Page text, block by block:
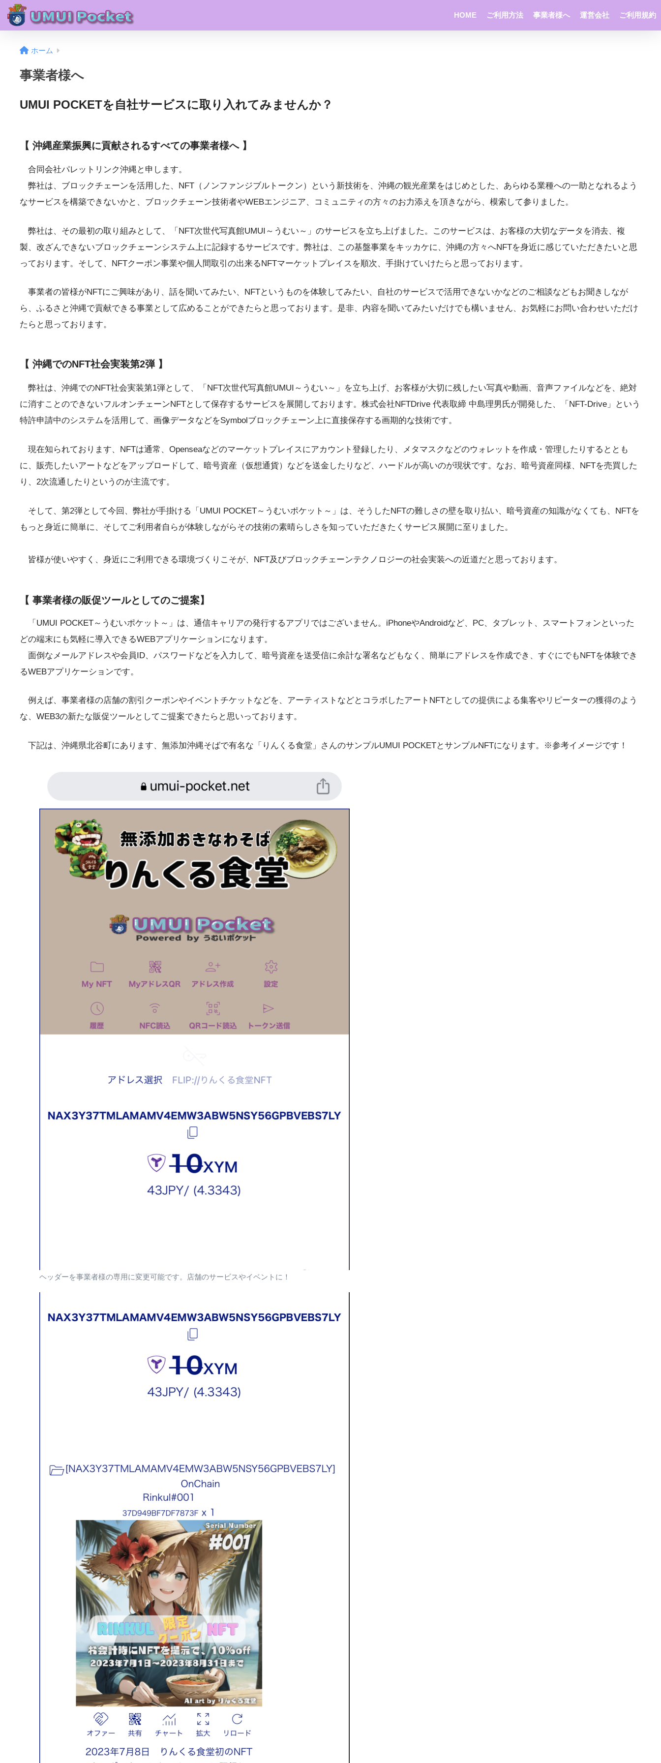
HOME ご利用方法 事業者様へ 運営会社 ご利用規約
ホーム
事業者様へ
UMUI POCKETを自社サービスに取り入れてみませんか？
【 沖縄産業振興に貢献されるすべての事業者様へ 】
合同会社パレットリンク沖縄と申します。
弊社は、ブロックチェーンを活用した、NFT（ノンファンジブルトークン）という新技術を、沖縄の観光産業をはじめとした、あらゆる業種への一助となれるよう
なサービスを構築できないかと、ブロックチェーン技術者やWEBエンジニア、コミュニティの方々のお力添えを頂きながら、模索して参りました。
弊社は、その最初の取り組みとして、「NFT次世代写真館UMUI～うむい～」のサービスを立ち上げました。このサービスは、お客様の大切なデータを消去、複
製、改ざんできないブロックチェーンシステム上に記録するサービスです。弊社は、この基盤事業をキッカケに、沖縄の方々へNFTを身近に感じていただきたいと思
っております。そして、NFTクーポン事業や個人間取引の出来るNFTマーケットプレイスを順次、手掛けていけたらと思っております。
事業者の皆様がNFTにご興味があり、話を聞いてみたい、NFTというものを体験してみたい、自社のサービスで活用できないかなどのご相談などもお聞きしなが
ら、ふるさと沖縄で貢献できる事業として広めることができたらと思っております。是非、内容を聞いてみたいだけでも構いません、お気軽にお問い合わせいただけ
たらと思っております。
【 沖縄でのNFT社会実装第2弾 】
弊社は、沖縄でのNFT社会実装第1弾として、「NFT次世代写真館UMUI～うむい～」を立ち上げ、お客様が大切に残したい写真や動画、音声ファイルなどを、絶対
に消すことのできないフルオンチェーンNFTとして保存するサービスを展開しております。株式会社NFTDrive 代表取締 中島理男氏が開発した、「NFT-Drive」という
特許申請中のシステムを活用して、画像データなどをSymbolブロックチェーン上に直接保存する画期的な技術です。
現在知られております、NFTは通常、Openseaなどのマーケットプレイスにアカウント登録したり、メタマスクなどのウォレットを作成・管理したりするととも
に、販売したいアートなどをアップロードして、暗号資産（仮想通貨）などを送金したりなど、ハードルが高いのが現状です。なお、暗号資産同様、NFTを売買した
り、2次流通したりというのが主流です。
そして、第2弾として今回、弊社が手掛ける「UMUI POCKET～うむいポケット～」は、そうしたNFTの難しさの壁を取り払い、暗号資産の知識がなくても、NFTを
もっと身近に簡単に、そしてご利用者自らが体験しながらその技術の素晴らしさを知っていただきたくサービス展開に至りました。
皆様が使いやすく、身近にご利用できる環境づくりこそが、NFT及びブロックチェーンテクノロジーの社会実装への近道だと思っております。
【 事業者様の販促ツールとしてのご提案】
「UMUI POCKET～うむいポケット～」は、通信キャリアの発行するアプリではございません。iPhoneやAndroidなど、PC、タブレット、スマートフォンといった
どの端末にも気軽に導入できるWEBアプリケーションになります。
面倒なメールアドレスや会員ID、パスワードなどを入力して、暗号資産を送受信に余計な署名などもなく、簡単にアドレスを作成でき、すぐにでもNFTを体験でき
るWEBアプリケーションです。
例えば、事業者様の店舗の割引クーポンやイベントチケットなどを、アーティストなどとコラボしたアートNFTとしての提供による集客やリピーターの獲得のよう
な、WEB3の新たな販促ツールとしてご提案できたらと思いっております。
下記は、沖縄県北谷町にあります、無添加沖縄そばで有名な「りんくる食堂」さんのサンプルUMUI POCKETとサンプルNFTになります。※参考イメージです！
ヘッダーを事業者様の専用に変更可能です。店舗のサービスやイベントに！